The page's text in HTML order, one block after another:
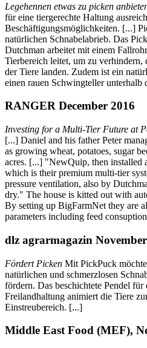
Legehennen etwas zu picken
für eine tiergerechte Haltung
Beschäftigungsmöglichkeiten. [...]
natürlichen Schnabelabrieb. Das
Dutchman arbeitet mit einem
Tierbereich leitet, um zu verhindern,
der Tiere landen. Zudem ist ein
einen rauen Schwingteller
RANGER December 2016
Investing for a Multi-Tier Future at
[...] Daniel and his father Peter
as growing wheat, potatoes, sugar
acres. [...] "NewQuip, then installed
which is their premium multi-tier
pressure ventilation, also by
dry." The house is kitted out with
By setting up BigFarmNet they are
parameters including feed
dlz agrarmagazin
Fördert Picken Mit PickPuck
natürlichen und schmerzlosen
fördern. Das beschichtete Pendel
Freilandhaltung animiert die Tiere
Einstreubereich. [...]
Middle East Food (MEF),